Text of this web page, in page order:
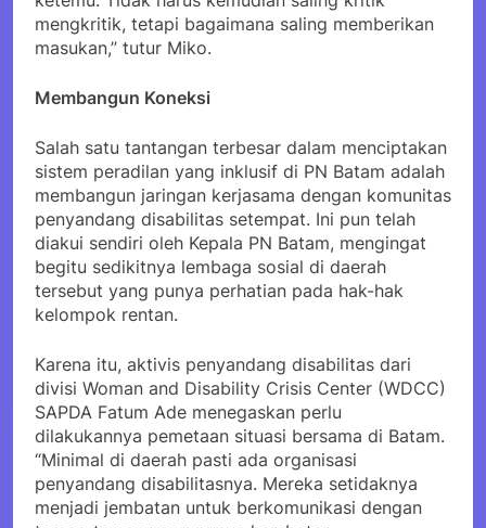
mengkritik, tetapi bagaimana saling memberikan
masukan,” tutur Miko.
Membangun Koneksi
Salah satu tantangan terbesar dalam menciptakan
sistem peradilan yang inklusif di PN Batam adalah
membangun jaringan kerjasama dengan komunitas
penyandang disabilitas setempat. Ini pun telah
diakui sendiri oleh Kepala PN Batam, mengingat
begitu sedikitnya lembaga sosial di daerah
tersebut yang punya perhatian pada hak-hak
kelompok rentan.
Karena itu, aktivis penyandang disabilitas dari
divisi Woman and Disability Crisis Center (WDCC)
SAPDA Fatum Ade menegaskan perlu
dilakukannya pemetaan situasi bersama di Batam.
“Minimal di daerah pasti ada organisasi
penyandang disabilitasnya. Mereka setidaknya
menjadi jembatan untuk berkomunikasi dengan